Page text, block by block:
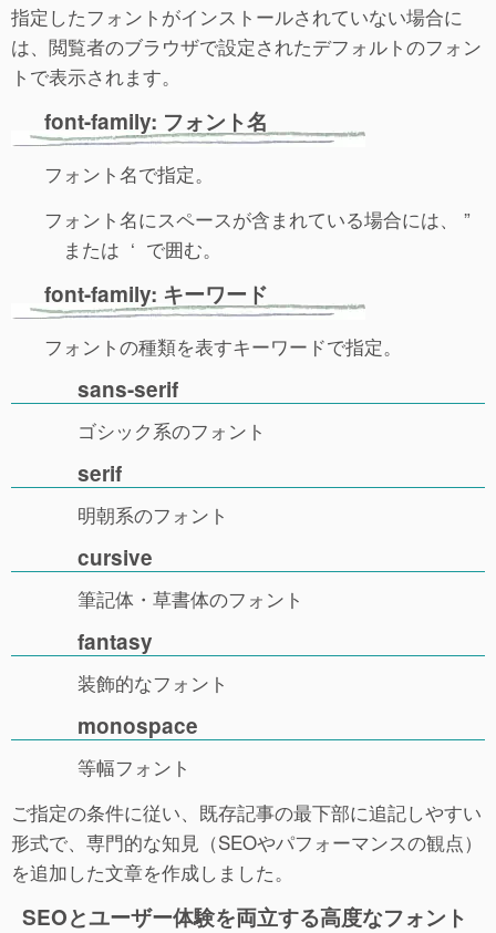
指定したフォントがインストールされていない場合に
は、閲覧者のブラウザで設定されたデフォルトのフォン
トで表示されます。
font-family: フォント名
フォント名で指定。
フォント名にスペースが含まれている場合には、 ”
または ‘ で囲む。
font-family: キーワード
フォントの種類を表すキーワードで指定。
sans-serif
ゴシック系のフォント
serif
明朝系のフォント
cursive
筆記体・草書体のフォント
fantasy
装飾的なフォント
monospace
等幅フォント
ご指定の条件に従い、既存記事の最下部に追記しやすい
形式で、専門的な知見（SEOやパフォーマンスの観点）
を追加した文章を作成しました。
SEOとユーザー体験を両立する高度なフォント